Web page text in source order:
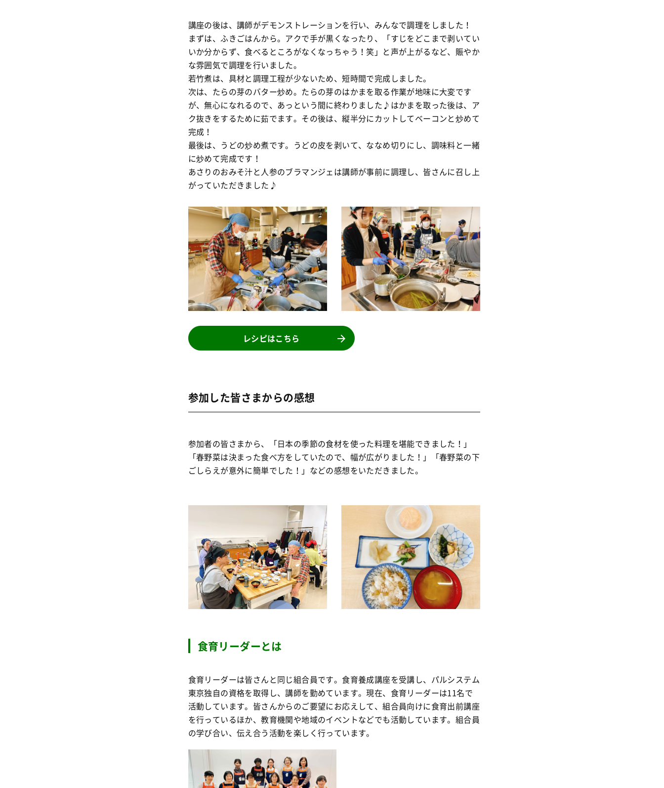
講座の後は、講師がデモンストレーションを行い、みんなで調理をしました！
まずは、ふきごはんから。アクで手が黒くなったり、「すじをどこまで剥いてい
いか分からず、食べるところがなくなっちゃう！笑」と声が上がるなど、賑やか
な雰囲気で調理を行いました。
若竹煮は、具材と調理工程が少ないため、短時間で完成しました。
次は、たらの芽のバター炒め。たらの芽のはかまを取る作業が地味に大変です
が、無心になれるので、あっという間に終わりました♪はかまを取った後は、ア
ク抜きをするために茹でます。その後は、縦半分にカットしてベーコンと炒めて
完成！
最後は、うどの炒め煮です。うどの皮を剥いて、ななめ切りにし、調味料と一緒
に炒めて完成です！
あさりのおみそ汁と人参のブラマンジェは講師が事前に調理し、皆さんに召し上
がっていただきました♪
レシピはこちら
参加した皆さまからの感想
参加者の皆さまから、「日本の季節の食材を使った料理を堪能できました！」
「春野菜は決まった食べ方をしていたので、幅が広がりました！」「春野菜の下
ごしらえが意外に簡単でした！」などの感想をいただきました。
食育リーダーとは
食育リーダーは皆さんと同じ組合員です。食育養成講座を受講し、パルシステム
東京独自の資格を取得し、講師を勤めています。現在、食育リーダーは11名で
活動しています。皆さんからのご要望にお応えして、組合員向けに食育出前講座
を行っているほか、教育機関や地域のイベントなどでも活動しています。組合員
の学び合い、伝え合う活動を楽しく行っています。